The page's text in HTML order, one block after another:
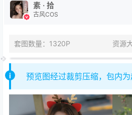
素 · 拾
古风COS
套图数量：1320P 资源
预览图经过裁剪压缩，包内